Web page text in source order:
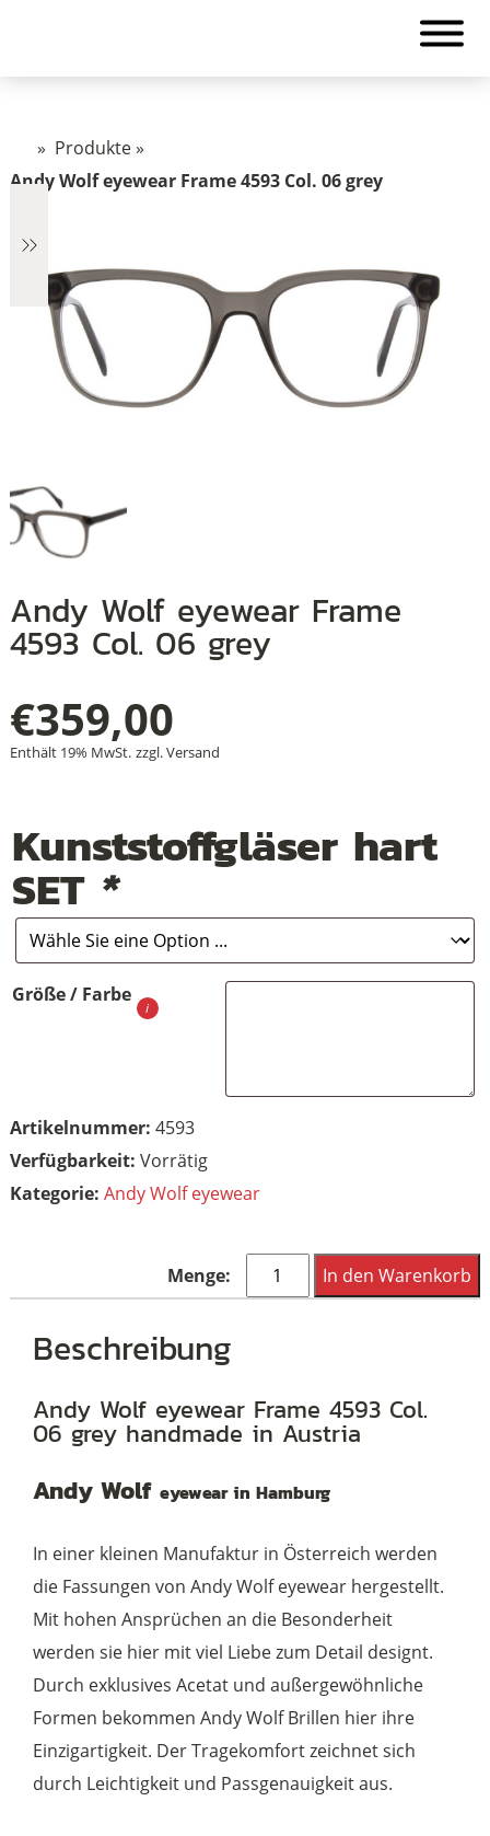
» Produkte»
Andy Wolf eyewear Frame 4593 Col. 06 grey
Andy Wolf eyewear Frame
4593 Col. 06 grey
€359,00
Enthält 19% MwSt. zzgl.Versand
Kunststoffgläser hart
SET *
Größe / Farbe
Artikelnummer: 4593
Vorrätig
Kategorie: Andy Wolf eyewear
Andy
Wolf
4593
Col.
grey
In den Warenkorb
Beschreibung
Andy Wolf eyewear Frame 4593 Col.
06 grey handmade in Austria
Andy Wolf eyewear in Hamburg
In einer kleinen Manufaktur in Österreich werden
die Fassungen von Andy Wolf eyewear hergestellt.
Mit hohen Ansprüchen an die Besonderheit
werden sie hier mit viel Liebe zum Detail designt.
Durch exklusives Acetat und außergewöhnliche
Formen bekommen Andy Wolf Brillen hier ihre
Einzigartigkeit. Der Tragekomfort zeichnet sich
durch Leichtigkeit und Passgenauigkeit aus.
+